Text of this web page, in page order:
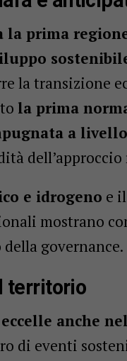
la prima
la transizione
la prima
a
dell’approccio
e idrogeno e
mostrano
governance.
territorio
eccelle anche
di eventi